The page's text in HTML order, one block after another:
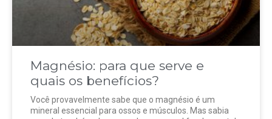
Magnésio: para que serve e
quais os benefícios?
Você provavelmente sabe que o magnésio é um
mineral essencial para ossos e músculos. Mas sabia